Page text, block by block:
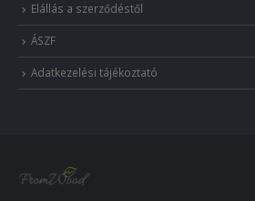
Elállás a szerződéstől
ÁSZF
Adatkezelési tájékoztató